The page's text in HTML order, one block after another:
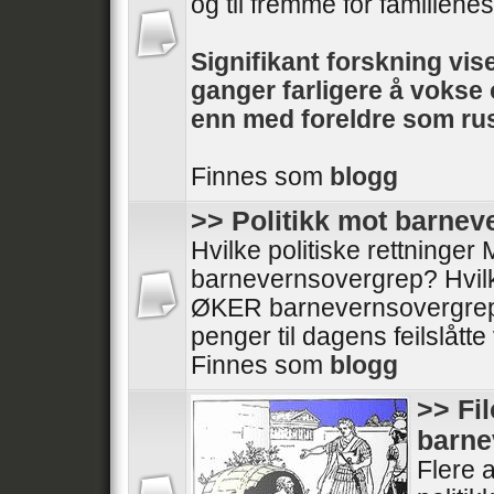
Signifikant forskning
ganger farligere å vokse
enn med foreldre som
Finnes som blogg
>> Politikk mot
Hvilke politiske rettninger
barnevernsovergrep?
ØKER
penger til dagens
Finnes som blogg
>>
Flere